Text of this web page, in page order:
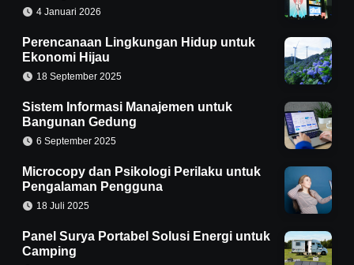
4 Januari 2026
Perencanaan Lingkungan Hidup untuk
Ekonomi Hijau
18 September 2025
Sistem Informasi Manajemen untuk
Bangunan Gedung
6 September 2025
Microcopy dan Psikologi Perilaku untuk
Pengalaman Pengguna
18 Juli 2025
Panel Surya Portabel Solusi Energi untuk
Camping